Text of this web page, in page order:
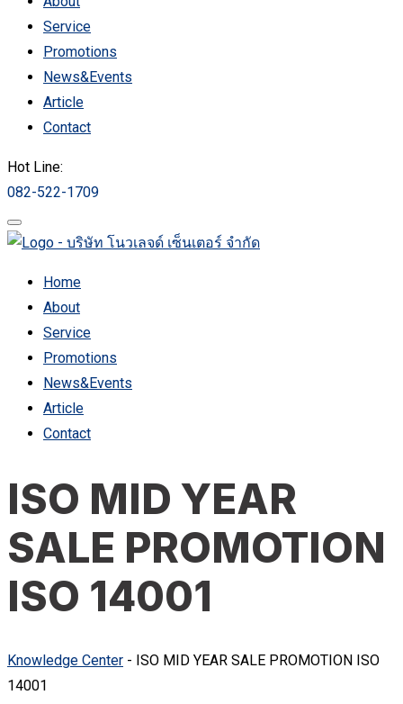
Service
Promotions
News&Events
Article
Contact
Hot Line:
082-522-1709
Home
About
Service
Promotions
News&Events
Article
Contact
ISO MID YEAR
SALE PROMOTION
ISO 14001
Knowledge Center - ISO MID YEAR SALE PROMOTION ISO
14001